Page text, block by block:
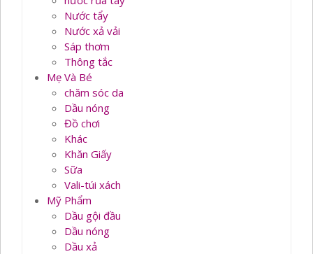
Nước tẩy
Nước xả vải
Sáp thơm
Thông tắc
Mẹ Và Bé
chăm sóc da
Dầu nóng
Đồ chơi
Khác
Khăn Giấy
Sữa
Vali-túi xách
Mỹ Phẩm
Dầu gội đầu
Dầu nóng
Dầu xả